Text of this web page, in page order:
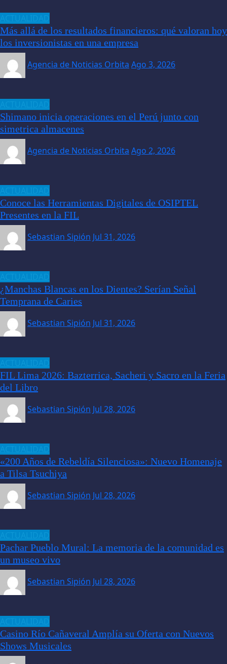
Más allá de los resultados financieros: qué valoran hoy
los inversionistas en una empresa
Agencia de Noticias Orbita Ago 3, 2026
Shimano inicia operaciones en el Perú junto con
simetrica almacenes
Agencia de Noticias Orbita Ago 2, 2026
Conoce las Herramientas Digitales de OSIPTEL
Presentes en la FIL
Sebastian Sipión Jul 31, 2026
¿Manchas Blancas en los Dientes? Serían Señal
Temprana de Caries
Sebastian Sipión Jul 31, 2026
FIL Lima 2026: Bazterrica, Sacheri y Sacro en la Feria
del Libro
Sebastian Sipión Jul 28, 2026
«200 Años de Rebeldía Silenciosa»: Nuevo Homenaje
a Tilsa Tsuchiya
Sebastian Sipión Jul 28, 2026
Pachar Pueblo Mural: La memoria de la comunidad es
un museo vivo
Sebastian Sipión Jul 28, 2026
Casino Río Cañaveral Amplía su Oferta con Nuevos
Shows Musicales